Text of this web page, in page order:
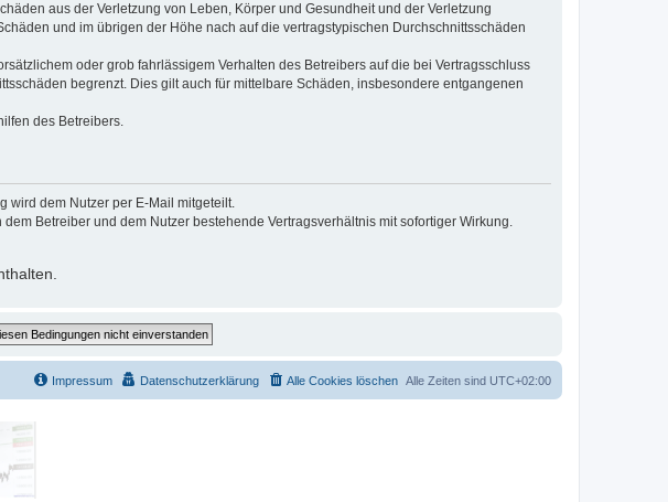
aus der Verletzung von Leben, Körper und Gesundheit und der Verletzung
und im übrigen der Höhe nach auf die vertragstypischen Durchschnittsschäden
oder grob fahrlässigem Verhalten des Betreibers auf die bei Vertragsschluss
begrenzt. Dies gilt auch für mittelbare Schäden, insbesondere entgangenen
des Betreibers.
wird dem Nutzer per E-Mail mitgeteilt.
Betreiber und dem Nutzer bestehende Vertragsverhältnis mit sofortiger Wirkung.
Alle Zeiten sind UTC+02:00
Alle Cookies löschen
Datenschutzerklärung
Impressum